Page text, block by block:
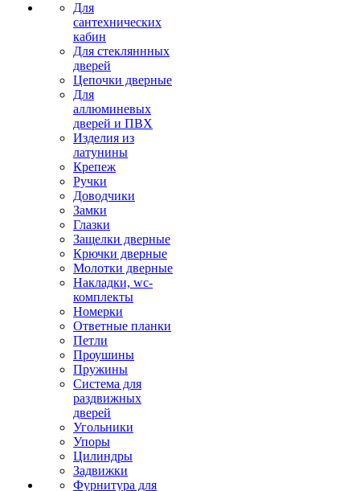
Для
сантехнических
кабин
Для стекляннных
дверей
Цепочки дверные
Для
аллюминевых
дверей и ПВХ
Изделия из
латунины
Крепеж
Ручки
Доводчики
Замки
Глазки
Защелки дверные
Крючки дверные
Молотки дверные
Накладки, wc-
комплекты
Номерки
Ответные планки
Петли
Проушины
Пружины
Система для
раздвижных
дверей
Угольники
Упоры
Цилиндры
Задвижки
Фурнитура для